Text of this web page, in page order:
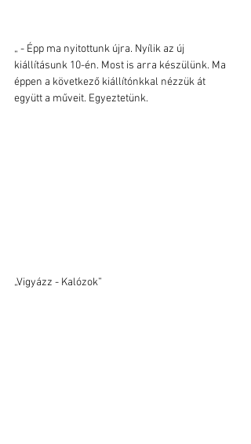
„ - Épp ma nyitottunk újra. Nyílik az új
kiállításunk 10-én. Most is arra készülünk. Ma
éppen a következő kiállítónkkal nézzük át
együtt a műveit. Egyeztetünk.
„Vigyázz - Kalózok”